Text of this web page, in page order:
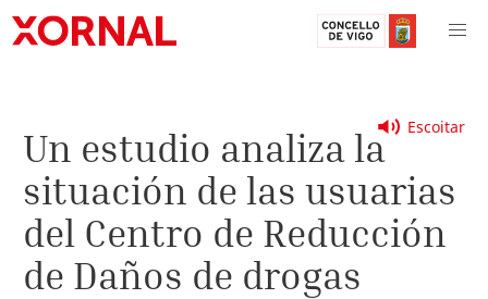
Escoitar
Un estudio analiza la
situación de las usuarias
del Centro de Reducción
de Daños de drogas